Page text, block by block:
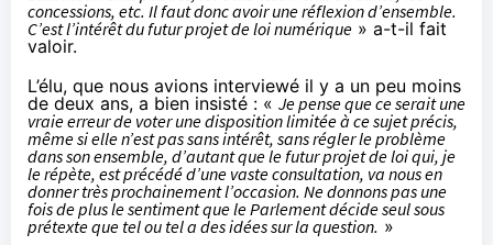
concessions, etc. Il faut donc avoir une réflexion d’ensemble.
C’est l’intérêt du futur projet de loi numérique » a-t-il fait
valoir.
L’élu, que nous avions interviewé il y a un peu moins
de deux ans, a bien insisté : « Je pense que ce serait une
vraie erreur de voter une disposition limitée à ce sujet précis,
même si elle n’est pas sans intérêt, sans régler le problème
dans son ensemble, d’autant que le futur projet de loi qui, je
le répète, est précédé d’une vaste consultation, va nous en
donner très prochainement l’occasion. Ne donnons pas une
fois de plus le sentiment que le Parlement décide seul sous
prétexte que tel ou tel a des idées sur la question. »